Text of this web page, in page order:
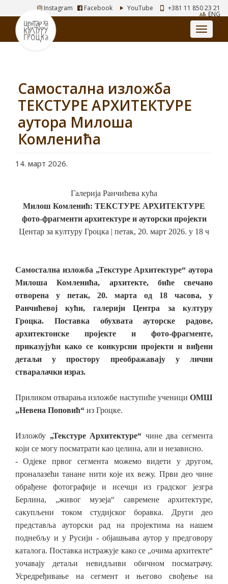
Instagram Facebook YouTube +381 11 850 23 21
ENG
Самостална изложба
ТЕКСТУРЕ АРХИТЕКТУРЕ
аутора Милоша
Комленића
14. март 2026.
Галерија Ранчићева кућа
Милош Комленић: ТЕКСТУРЕ АРХИТЕКТУРЕ
фото-фрагменти архитектуре и ауторски пројекти
Центар за културу Гроцка | петак, 20. март 2026. у 18 ч
Самостална изложба „Текстуре Архитектуре“ аутора
Милоша Комленића, архитекте, биће свечано
отворена у петак, 20. марта од 18 часова,
у
Ранчићевој кући, галерији Центра за културу
Гроцка. Поставка обухвата ауторске радoве,
архитектонске пројекте и фото-фрагменте,
приказујући како се конкурсни пројекти и виђени
детаљи у простору преображавају у лични
стваралачки израз.
Приликом отварањаизложбе наступиће ученициОМШ
„Невена Поповић“ из Гроцке.
Изложбу „Текстуре Архитектуре“ чине два сегмента
који се могу посматрати као целина, али и независно.
-Одјеке првог сегмента можемо видети у другом,
проналазећи танане нити које их вежу. Први део чине
обрађене фотографије и исечци из градског језгра
Берлина, „живог музеја“ савремене архитектуре,
сакупљени током студијског боравка. Други део
представља ауторски рад на пројектима на нашем
поднебљу и у Русији - објашњава аутор у предговору
каталога.Поставка истражује како се „очима архитекте“
уочавају детаљи невидљиви обичном посматрачу.
Усредређивање на сегмент и његово свођење на